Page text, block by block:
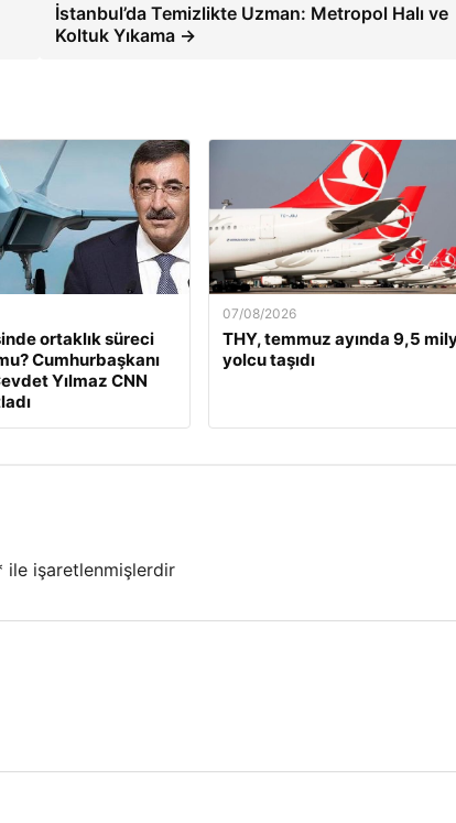
İstanbul’da Temizlikte Uzman: Metropol Halı ve
Koltuk Yıkama →
ortaklık süreci
Cumhurbaşkanı
Yılmaz CNN
07/08/2026
THY, temmuz ayında 9,5
yolcu taşıdı
ile işaretlenmişlerdir